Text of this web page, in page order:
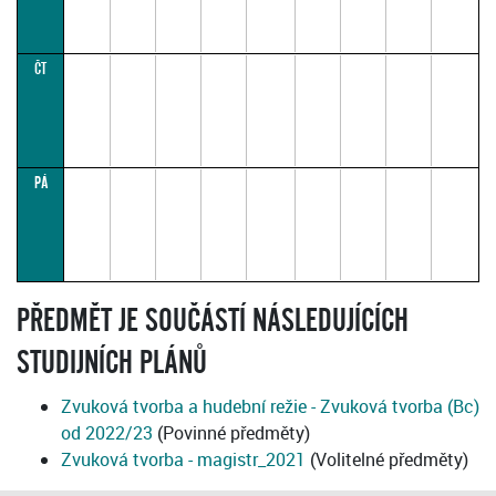
ČT
PÁ
PŘEDMĚT JE SOUČÁSTÍ NÁSLEDUJÍCÍCH
STUDIJNÍCH PLÁNŮ
Zvuková tvorba a hudební režie - Zvuková tvorba (Bc)
od 2022/23 (Povinné předměty)
Zvuková tvorba - magistr_2021 (Volitelné předměty)